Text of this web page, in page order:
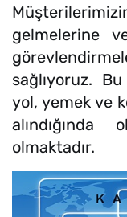
gelmelerine
sağlıyoruz.
yol, yemek ve
alındığında
olmaktadır.